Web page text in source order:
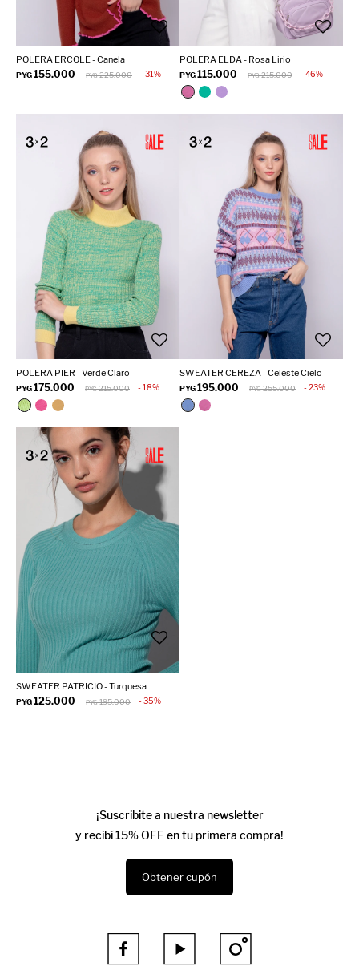
POLERA ERCOLE - Canela
PYG155.000 PYG 225.000 31
POLERA ELDA - Rosa Lirio
PYG115.000 PYG 215.000 46
POLERA PIER - Verde Claro
PYG175.000 PYG 215.000 18
SWEATER CEREZA - Celeste Cielo
PYG195.000 PYG 255.000 23
SWEATER PATRICIO - Turquesa
PYG125.000 PYG 195.000 35
¡Suscribite a nuestra newsletter
y recibí 15% OFF en tu primera compra!
Obtener cupón
  